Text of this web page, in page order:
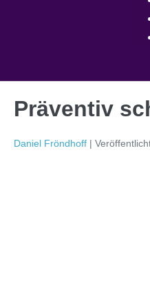
Präventiv
Daniel Fröndhoff |